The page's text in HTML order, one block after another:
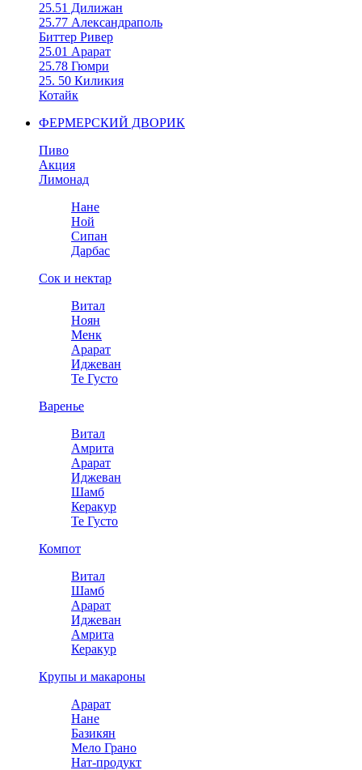
25.51 Дилижан
25.77 Александраполь
Биттер Ривер
25.01 Арарат
25.78 Гюмри
25. 50 Киликия
Котайк
ФЕРМЕРСКИЙ ДВОРИК
Пиво
Акция
Лимонад
Нане
Ной
Сипан
Дарбас
Сок и нектар
Витал
Ноян
Менк
Арарат
Иджеван
Те Густо
Варенье
Витал
Амрита
Арарат
Иджеван
Шамб
Керакур
Те Густо
Компот
Витал
Шамб
Арарат
Иджеван
Амрита
Керакур
Крупы и макароны
Арарат
Нане
Базикян
Мело Грано
Нат-продукт